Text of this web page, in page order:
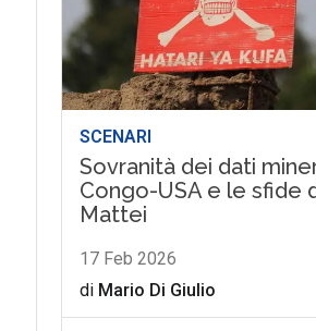
SCENARI
Sovranità dei dati
Congo-USA e le sfide
Mattei
17 Feb 2026
di Mario Di Giulio